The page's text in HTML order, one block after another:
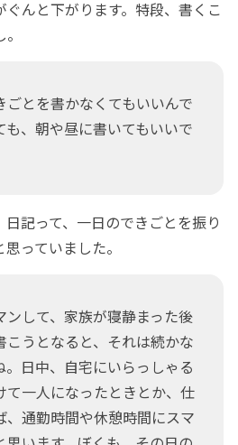
ぐんと下がります。特段、書くこ
とを書かなくてもいいんで
も、朝や昼に書いてもいいで
日記って、一日のできごとを振り
っていました。
して、家族が寝静まった後
こうとなると、それは続かな
。日中、自宅にいらっしゃる
て一人になったときとか、仕
、通勤時間や休憩時間にスマ